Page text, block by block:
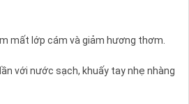
mất lớp cám và giảm hương thơm.
với nước sạch, khuấy tay nhẹ nhàng